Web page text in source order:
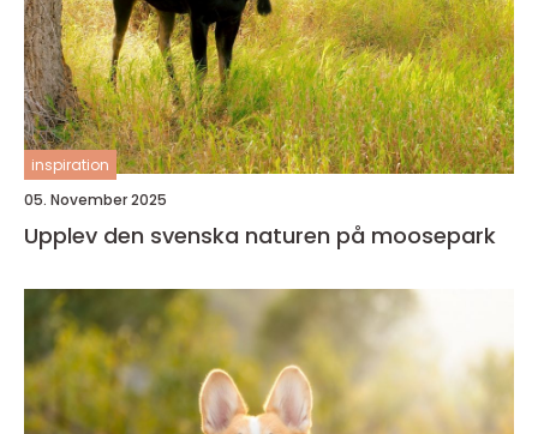
inspiration
05. November 2025
Upplev den svenska naturen på moosepark